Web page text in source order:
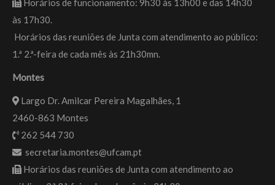
Horários de funcionamento: 9h30 às 13h00 e das 14h30
às 17h30.
Horários das reuniões de Junta com atendimento ao público:
1.ª 2.ª-feira de cada mês às 21h30mn.
Montes
Largo Dr. Amilcar Pereira Magalhães, 1
2460-863 Montes
262 544 730
secretaria.montes@ufcam.pt
Horários das reuniões de Junta com atendimento ao